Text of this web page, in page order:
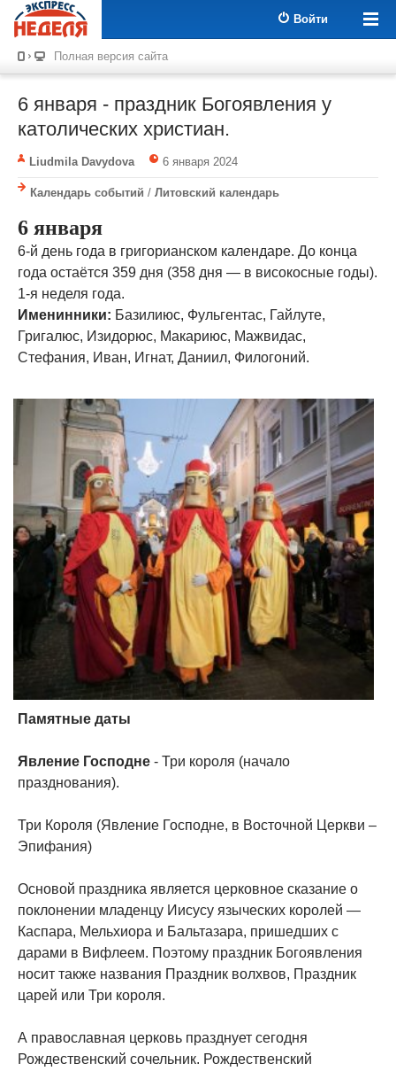
Войти
Полная версия сайта
6 января - праздник Богоявления у
католических христиан.
Liudmila Davydova 6 января 2024
Календарь событий / Литовский календарь
6 января
6-й день года в григорианском календаре. До конца
года остаётся 359 дня (358 дня — в високосные годы).
1-я неделя года.
Именинники: Базилиюс, Фульгентас, Гайлуте,
Григалюс, Изидорюс, Макариюс, Мажвидас,
Стефания, Иван, Игнат, Даниил, Филогоний.
Памятные даты
Явление Господне - Три короля (начало
празднования).
Три Короля (Явление Господне, в Восточной Церкви –
Эпифания)
Основой праздника является церковное сказание о
поклонении младенцу Иисусу языческих королей —
Каспара, Мельхиора и Бальтазара, пришедших с
дарами в Вифлеем. Поэтому праздник Богоявления
носит также названия Праздник волхвов, Праздник
царей или Три короля.
А православная церковь празднует сегодня
Рождественский сочельник. Рождественский